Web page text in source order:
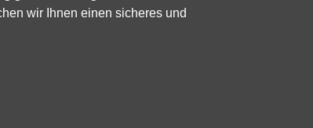
wir Ihnen einen sicheres und